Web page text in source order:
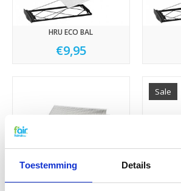
Toestemming Details
HRU ECO BAL
€9,95
Sale